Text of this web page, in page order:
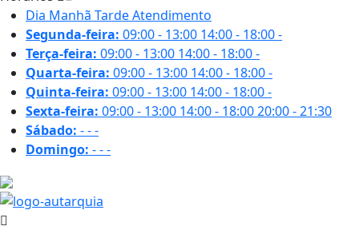
Dia Manhã TardeAtendimento
Segunda-feira: 09:00 - 13:00 14:00 - 18:00-
Terça-feira: 09:00 - 13:00 14:00 - 18:00-
Quarta-feira: 09:00 - 13:00 14:00 - 18:00-
Quinta-feira: 09:00 - 13:00 14:00 - 18:00-
Sexta-feira: 09:00 - 13:00 14:00 - 18:0020:00 - 21:30
Sábado: ---
Domingo: ---